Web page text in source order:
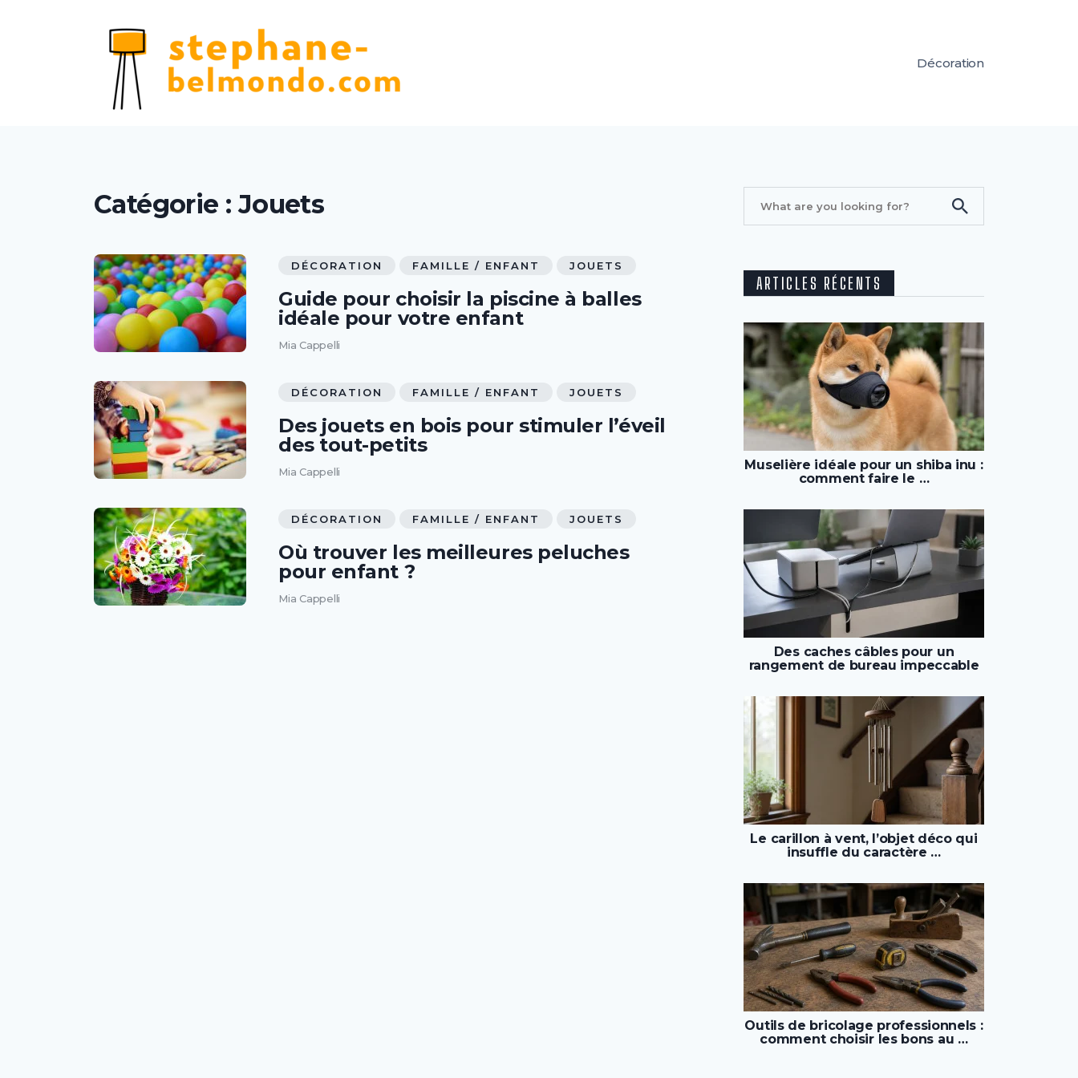
Décoration
Catégorie :Jouets
DÉCORATION FAMILLE / ENFANT JOUETS
Guide pour choisir la piscine à balles
idéale pour votre enfant
Mia Cappelli
DÉCORATION FAMILLE / ENFANT JOUETS
Des jouets en bois pour stimuler l’éveil
des tout-petits
Mia Cappelli
DÉCORATION FAMILLE / ENFANT JOUETS
Où trouver les meilleures peluches
pour enfant ?
Mia Cappelli
ARTICLES RÉCENTS
Muselière idéale pour un shiba inu :
comment faire le …
Des caches câbles pour un
rangement de bureau impeccable
Le carillon à vent, l’objet déco qui
insuffle du caractère …
Outils de bricolage professionnels :
comment choisir les bons au …